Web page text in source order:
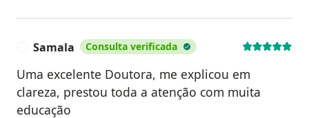
Samala Consulta verificada
Uma excelente Doutora, me explicou em
clareza, prestou toda a atenção com muita
educação